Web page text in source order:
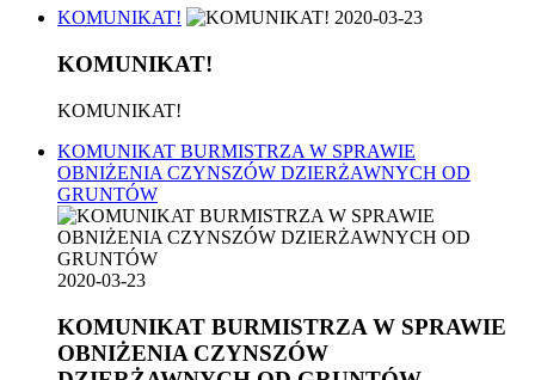
KOMUNIKAT!
2020-03-23
KOMUNIKAT!
KOMUNIKAT!
KOMUNIKAT BURMISTRZA W SPRAWIE
OBNIŻENIA CZYNSZÓW DZIERŻAWNYCH OD
GRUNTÓW
2020-03-23
KOMUNIKAT BURMISTRZA W SPRAWIE
OBNIŻENIA CZYNSZÓW